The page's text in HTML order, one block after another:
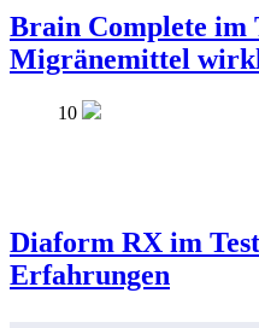
Brain Complete im
Migränemittel
10
Diaform RX im
Erfahrungen